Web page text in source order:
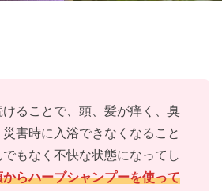
ることで、頭、髪が痒く、臭
害時に入浴できなくなること
もなく不快な状態になってし
からハーブシャンプーを使って